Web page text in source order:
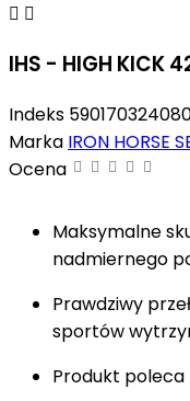
 
IHS - HIGH KICK
Indeks
Marka IRON HORSE
Ocena
Maksymalne
nadmiernego
Prawdziwy
sportów
Produkt poleca